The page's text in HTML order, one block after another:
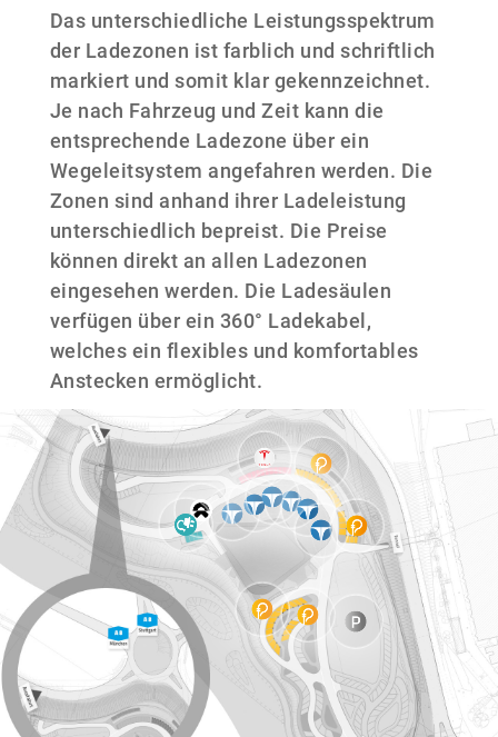
Das unterschiedliche Leistungsspektrum
der Ladezonen ist farblich und schriftlich
markiert und somit klar gekennzeichnet.
Je nach Fahrzeug und Zeit kann die
entsprechende Ladezone über ein
Wegeleitsystem angefahren werden. Die
Zonen sind anhand ihrer Ladeleistung
unterschiedlich bepreist. Die Preise
können direkt an allen Ladezonen
eingesehen werden. Die Ladesäulen
verfügen über ein 360° Ladekabel,
welches ein flexibles und komfortables
Anstecken ermöglicht.